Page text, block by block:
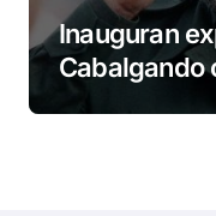
Inauguran
Cabalgando